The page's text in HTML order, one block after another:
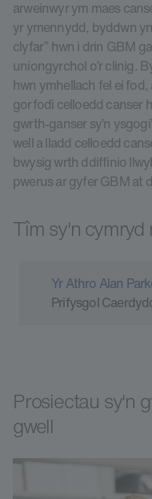
arweinwyr ym maes
yr ymennydd, byddwn
clyfar” hwn i drin GBM
uniongyrchol o’r clinig.
hwn ymhellach fel ei
gorfodi celloedd canser
gwrth-ganser sy’n
well a lladd celloedd
bwysig wrth ddiffinio
pwerus ar gyfer GBM at
Tîm sy'n cymryd
Yr Athro Alan
Prifysgol
Prosiectau sy'n
gwell